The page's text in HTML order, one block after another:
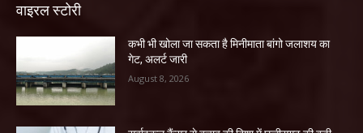
वाइरल स्टोरी
कभी भी खोला जा सकता है मिनीमाता बांगो जलाशय का
गेट, अलर्ट जारी
August 8, 2026